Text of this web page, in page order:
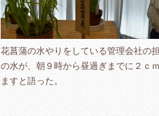
花菖蒲の水やりをしている管理会社の
の水が、朝９時から昼過ぎまでに２ｃ
ますと語った。